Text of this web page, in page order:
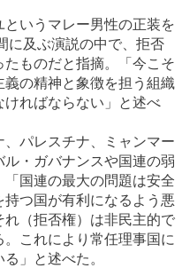
いうマレー男性の正装を
に及ぶ演説の中で、拒否
ものだと指摘。「今こそ
の精神と象徴を担う組織
ればならない」と述べ
パレスチナ、ミャンマー
・ガバナンスや国連の弱
国連の最大の問題は安全
つ国が有利になるよう悪
（拒否権）は非民主的で
これにより常任理事国に
」と述べた。